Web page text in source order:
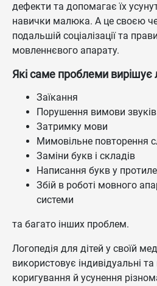
дефекти та допомагає їх
навички малюка. А це своєю
подальшій соціалізації та
мовленнєвого апарату.
Які саме проблеми вирішує
Заїкання
Порушення вимови звуків
Затримку мови
Мимовільне повторення
Заміни букв і складів
Написання букв у
Збій в роботі мовного
системи
та багато інших проблем.
Логопедія для дітей у своїй
використовує індивідуальні
коригування й усунення